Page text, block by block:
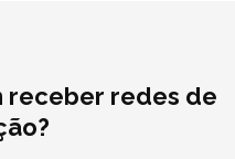
receber redes de